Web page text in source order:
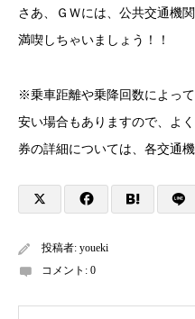
さあ、ＧＷには、公共交通機
満喫しちゃいましょう！！
※乗車距離や乗降回数によっ
安い場合もありますので、よ
券の詳細については、各交通
投稿者: youeki
コメント: 0